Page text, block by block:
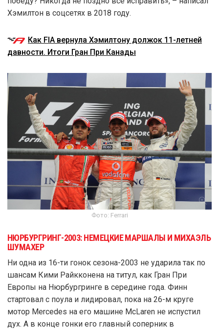
Хэмилтон в соцсетях в 2018 году.
Как FIA вернула Хэмилтону должок 11-летней
давности. Итоги Гран При Канады
Фото: Ferrari
НЮРБУРГРИНГ-2003: НЕМЕЦКИЕ МАРШАЛЫ И МИХАЭЛЬ
ШУМАХЕР
Ни одна из 16-ти гонок сезона-2003 не ударила так по
шансам Кими Райкконена на титул, как Гран При
Европы на Нюрбургринге в середине года. Финн
стартовал с поула и лидировал, пока на 26-м круге
мотор Mercedes на его машине McLaren не испустил
дух. А в конце гонки его главный соперник в